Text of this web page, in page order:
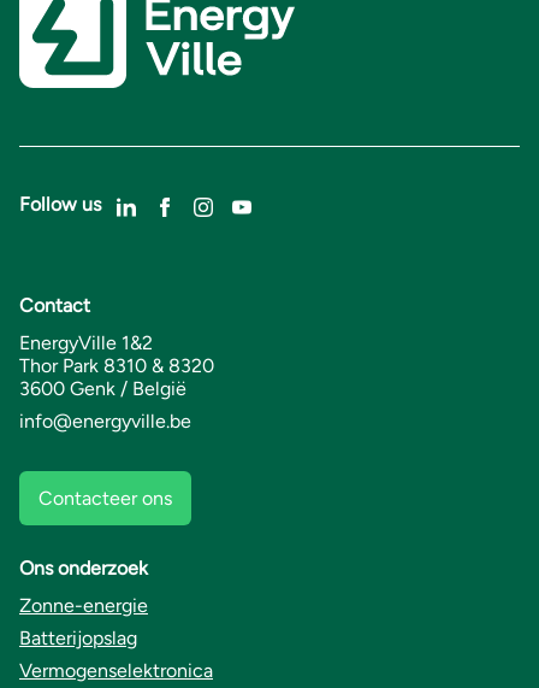
Follow us
Contact
EnergyVille 1&2
Thor Park 8310 & 8320
3600 Genk / België
info@energyville.be
Contacteer ons
Ons onderzoek
Zonne-energie
Batterijopslag
Vermogenselektronica